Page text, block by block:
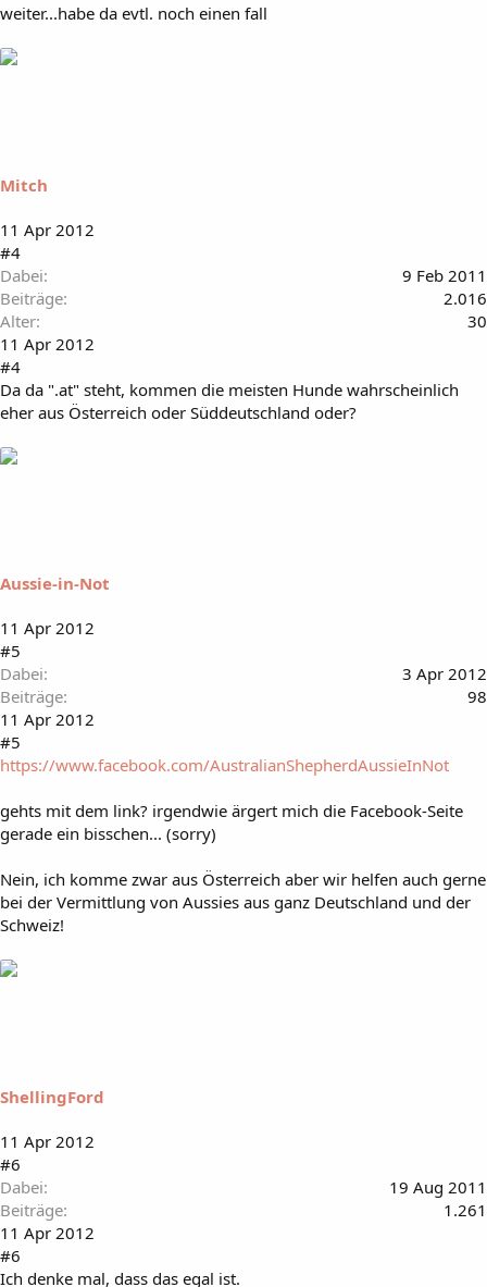
weiter...habe da evtl. noch einen fall
Mitch
11 Apr 2012
#4
Dabei
9 Feb 2011
Beiträge
2.016
Alter
30
11 Apr 2012
#4
Da da ".at" steht, kommen die meisten Hunde wahrscheinlich
eher aus Österreich oder Süddeutschland oder?
Aussie-in-Not
11 Apr 2012
#5
Dabei
3 Apr 2012
Beiträge
98
11 Apr 2012
#5
https://www.facebook.com/AustralianShepherdAussieInNot
gehts mit dem link? irgendwie ärgert mich die Facebook-Seite
gerade ein bisschen... (sorry)
Nein, ich komme zwar aus Österreich aber wir helfen auch gerne
bei der Vermittlung von Aussies aus ganz Deutschland und der
Schweiz!
ShellingFord
11 Apr 2012
#6
Dabei
19 Aug 2011
Beiträge
1.261
11 Apr 2012
#6
Ich denke mal, dass das egal ist.